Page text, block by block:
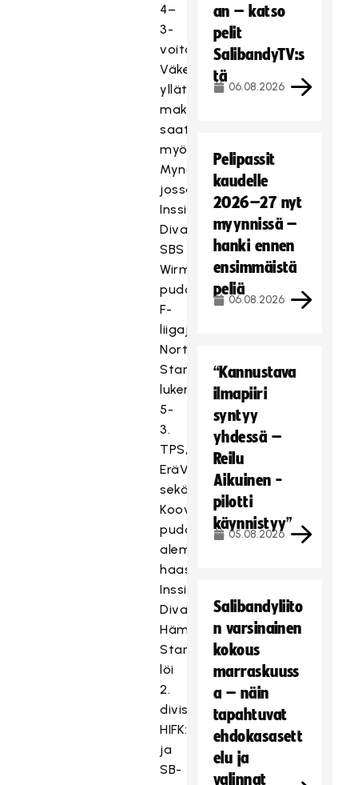
4–
3-
voitollaan.
Väkevä
yllätyksen
maku
saatiin
myös
Mynämäessä,
jossa
Inssi-
Divarin
SBS
Wirmo
pudotti
F-
liigajoukkue
Northern
Starsin
lukemin
5-
3.
TPS,
EräViikingit
sekä
Koovee
pudottivat
alempisarjalaiset
haastajansa,
Inssi-
Divarin
Häme
Stars
löi
2.
divisioonan
HIFK:n
ja
SB-
an – katso
pelit
SalibandyTV:s
tä
06.08.2026
Pelipassit
kaudelle
2026–27 nyt
myynnissä –
hanki ennen
ensimmäistä
peliä
06.08.2026
“Kannustava
ilmapiiri
syntyy
yhdessä –
Reilu
Aikuinen -
pilotti
käynnistyy”
05.08.2026
Salibandyliito
n varsinainen
kokous
marraskuuss
a – näin
tapahtuvat
ehdokasasett
elu ja
valinnat